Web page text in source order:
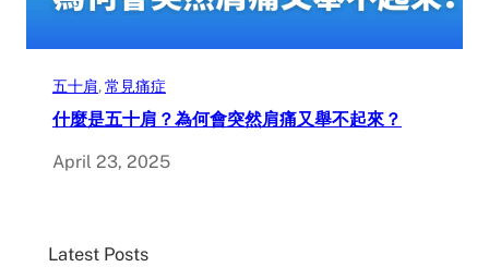
五十肩, 常見痛症
什麼是五十肩？為何會突然肩痛又舉不起來？
April 23, 2025
Latest Posts